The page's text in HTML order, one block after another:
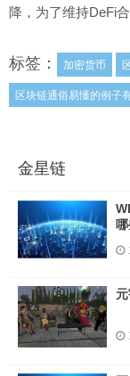
降，为了维持DeFi
标签： 加密货币
区块链通俗易懂的例子
金星链